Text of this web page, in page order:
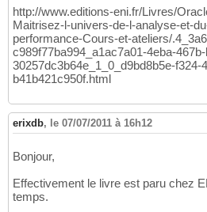
http://www.editions-eni.fr/Livres/
Maitrisez-l-univers-de-l-analyse-et-
performance-Cours-et-ateliers/
c989f77ba994_a1ac7a01-4eba-
30257dc3b64e_1_0_d9bd8b5e-f324-
b41b421c950f.html
erixdb, le 07/07/2011 à 16h12
Bonjour,
Effectivement le livre est paru chez
temps.